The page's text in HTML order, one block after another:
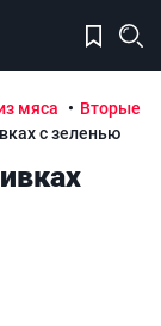
мяса
Вторые
с зеленью